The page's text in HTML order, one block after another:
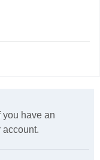
you have an
account.